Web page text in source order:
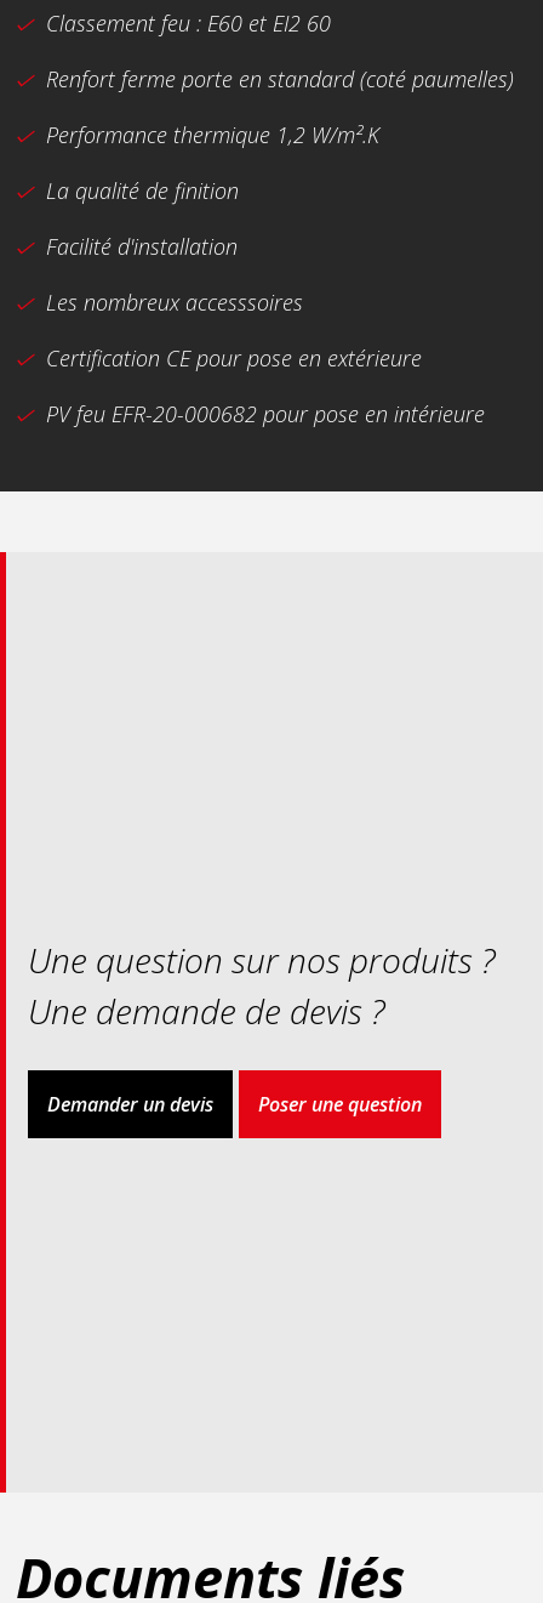
Classement feu : E60 et EI2 60
Renfort ferme porte en standard (coté paumelles)
Performance thermique 1,2 W/m².K
La qualité de finition
Facilité d'installation
Les nombreux accesssoires
Certification CE pour pose en extérieure
PV feu EFR-20-000682 pour pose en intérieure
Une question sur nos produits ?
Une demande de devis ?
Demander un devis Poser une question
Documents liés